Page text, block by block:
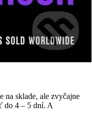
na sklade, ale zvyčajne
do 4 – 5 dní. A